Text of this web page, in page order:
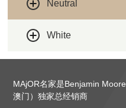
Neutral
White
MAjOR名家是Benjamin
澳门）独家总经销商